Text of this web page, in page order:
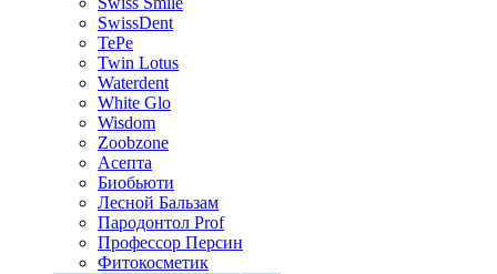
SwissDent
TePe
Twin Lotus
Waterdent
White Glo
Wisdom
Zoobzone
Асепта
Биобьюти
Лесной Бальзам
Пародонтол Prof
Профессор Персин
Фитокосметик